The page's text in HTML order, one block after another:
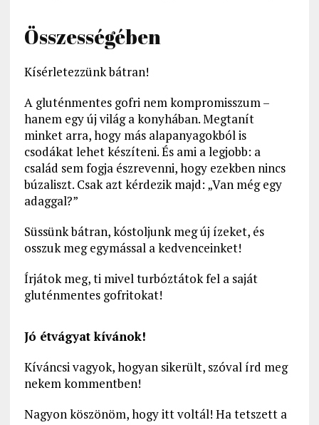
Összességében
Kísérletezzünk bátran!
A gluténmentes gofri nem kompromisszum –
hanem egy új világ a konyhában. Megtanít
minket arra, hogy más alapanyagokból is
csodákat lehet készíteni. És ami a legjobb: a
család sem fogja észrevenni, hogy ezekben nincs
búzaliszt. Csak azt kérdezik majd: „Van még egy
adaggal?”
Süssünk bátran, kóstoljunk meg új ízeket, és
osszuk meg egymással a kedvenceinket!
Írjátok meg, ti mivel turbóztátok fel a saját
gluténmentes gofritokat!
Jó étvágyat kívánok!
Kíváncsi vagyok, hogyan sikerült, szóval írd meg
nekem kommentben!
Nagyon köszönöm, hogy itt voltál! Ha tetszett a